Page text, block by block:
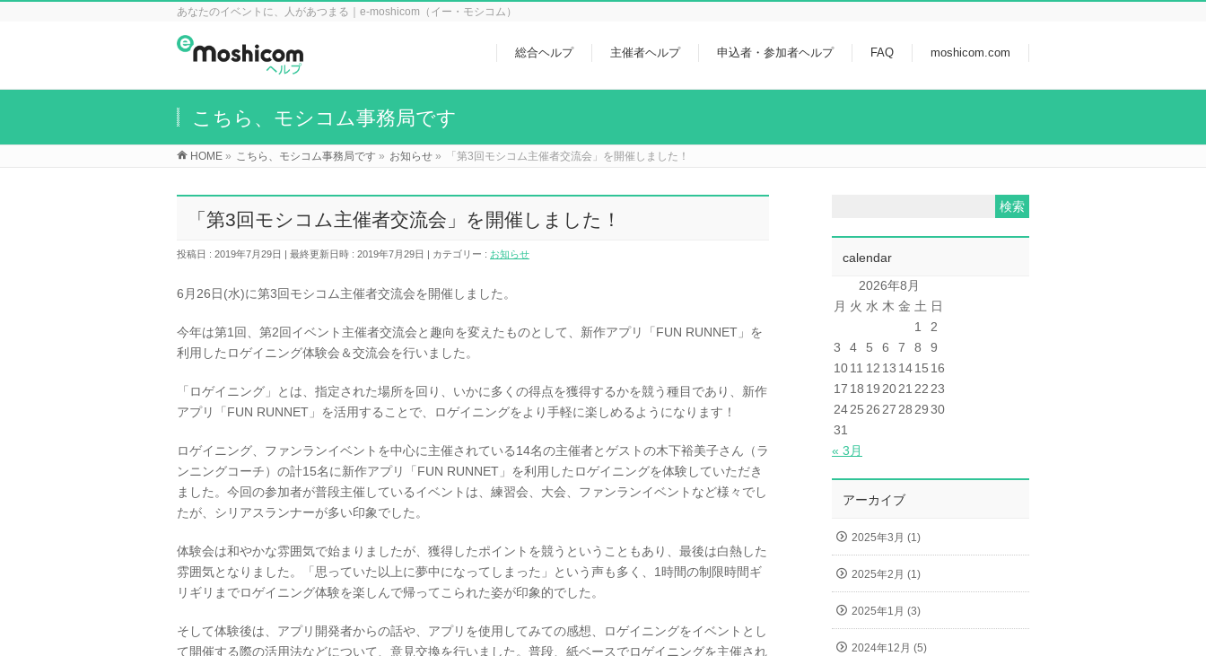
あなたのイベントに、人があつまる｜e-moshicom（イー・モシコム）
総合ヘルプ 主催者ヘルプ 申込者・参加者ヘルプ FAQ moshicom.com
こちら、モシコム事務局です
HOME » こちら、モシコム事務局です » お知らせ » 「第3回モシコム主催者交流会」を開催しました！
「第3回モシコム主催者交流会」を開催しました！
投稿日 : 2019年7月29日 最終更新日時 : 2019年7月29日 カテゴリー : お知らせ
6月26日(水)に第3回モシコム主催者交流会を開催しました。
今年は第1回、第2回イベント主催者交流会と趣向を変えたものとして、新作アプリ「FUN RUNNET」を
利用したロゲイニング体験会＆交流会を行いました。
「ロゲイニング」とは、指定された場所を回り、いかに多くの得点を獲得するかを競う種目であり、新作
アプリ「FUN RUNNET」を活用することで、ロゲイニングをより手軽に楽しめるようになります！
ロゲイニング、ファンランイベントを中心に主催されている14名の主催者とゲストの木下裕美子さん（ラ
ンニングコーチ）の計15名に新作アプリ「FUN RUNNET」を利用したロゲイニングを体験していただき
ました。今回の参加者が普段主催しているイベントは、練習会、大会、ファンランイベントなど様々でし
たが、シリアスランナーが多い印象でした。
体験会は和やかな雰囲気で始まりましたが、獲得したポイントを競うということもあり、最後は白熱した
雰囲気となりました。「思っていた以上に夢中になってしまった」という声も多く、1時間の制限時間ギ
リギリまでロゲイニング体験を楽しんで帰ってこられた姿が印象的でした。
そして体験後は、アプリ開発者からの話や、アプリを使用してみての感想、ロゲイニングをイベントとし
て開催する際の活用法などについて、意見交換を行いました。普段、紙ベースでロゲイニングを主催され
calendar
2026年8月
月 火 水 木 金 土 日
1
2
3
4 5 6 7 8
9
1011 12 13 1415 16
17 18 19 2021 22 23
2425 26 27 28 2930
31
« 3月
アーカイブ
2025年3月 (1)
2025年2月 (1)
2025年1月 (3)
2024年12月 (5)